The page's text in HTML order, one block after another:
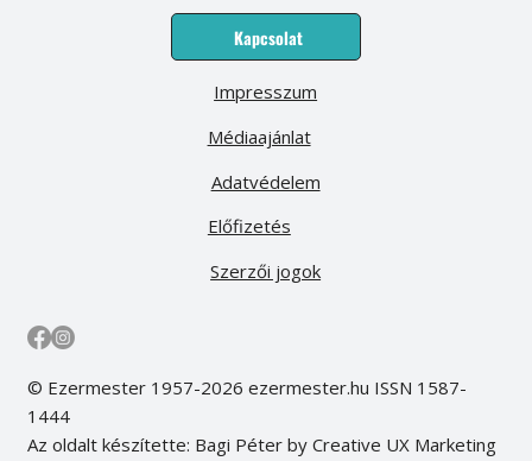
Kapcsolat
Médiaajánlat
Előfizetés
Impresszum
Adatvédelem
Szerzői jogok
© Ezermester 1957-2026 ezermester.hu ISSN 1587-
1444
Az oldalt készítette: Bagi Péter by Creative UX Marketing